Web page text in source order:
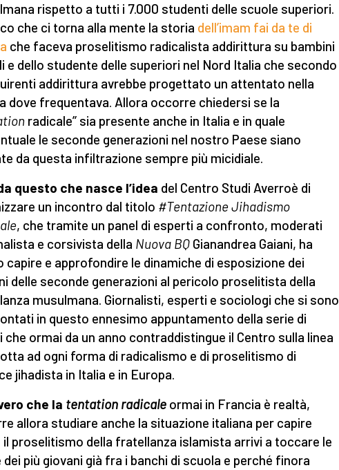
rispetto a tutti i 7.000 studenti delle scuole superiori.
che ci torna alla mente la storia dell’imam fai da te di
che faceva proselitismo radicalista addirittura su bambini
e dello studente delle superiori nel Nord Italia che secondo
addirittura avrebbe progettato un attentato nella
dove frequentava. Allora occorre chiedersi se la
radicale’’ sia presente anche in Italia e in quale
le seconde generazioni nel nostro Paese siano
da questa infiltrazione sempre più micidiale.
questo che nasce l’idea del Centro Studi Averroè di
un incontro dal titolo #Tentazione Jihadismo
, che tramite un panel di esperti a confronto, moderati
e corsivista della Nuova BQ Gianandrea Gaiani, ha
capire e approfondire le dinamiche di esposizione dei
delle seconde generazioni al pericolo proselitista della
musulmana. Giornalisti, esperti e sociologi che si sono
in questo ennesimo appuntamento della serie di
che ormai da un anno contraddistingue il Centro sulla linea
ad ogni forma di radicalismo e di proselitismo di
jihadista in Italia e in Europa.
che la tentation radicale ormai in Francia è realtà,
allora studiare anche la situazione italiana per capire
il proselitismo della fratellanza islamista arrivi a toccare le
più giovani già fra i banchi di scuola e perché finora